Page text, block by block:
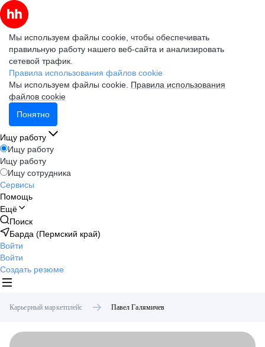
Мы используем файлы cookie, чтобы обеспечивать
правильную работу нашего веб-сайта и анализировать
сетевой трафик.
Правила использования файлов cookie
Мы используем файлы cookie. Правила использования
файлов cookie
Понятно
Ищу работу
Ищу работу
Ищу работу
Ищу сотрудника
Сервисы
Помощь
Ещё
Поиск
Барда (Пермский край)
Войти
Войти
Создать резюме
Карьерный маркетплейс Павел Галямичев